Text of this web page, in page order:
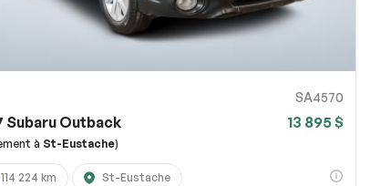
SA4570
Subaru Outback 13 895 $
à St-Eustache)
114 224 km St-Eustache